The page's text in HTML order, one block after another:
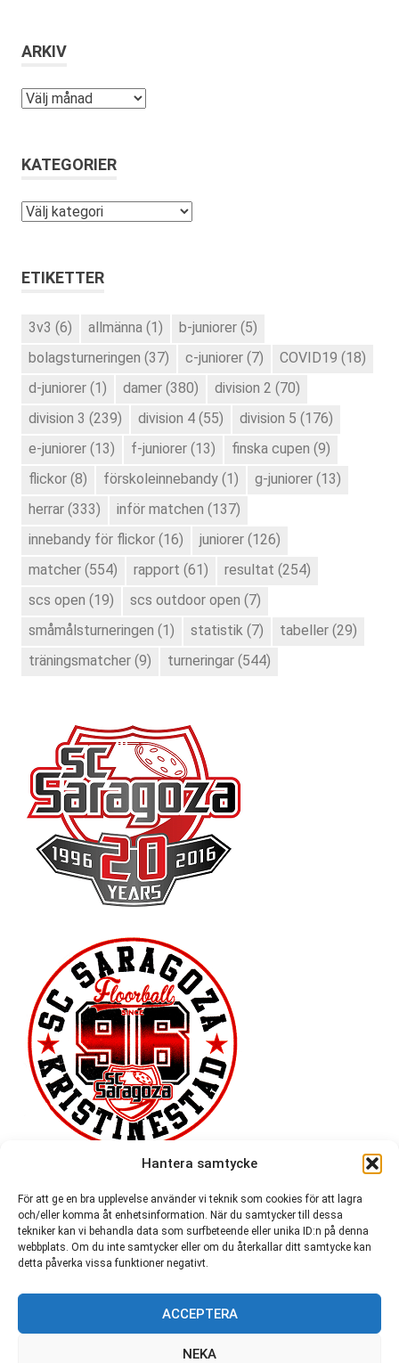
Hantera samtycke
För att ge en bra upplevelse använder vi teknik som cookies för att lagra
och/eller komma åt enhetsinformation. När du samtycker till dessa
tekniker kan vi behandla data som surfbeteende eller unika ID:n på denna
webbplats. Om du inte samtycker eller om du återkallar ditt samtycke kan
detta påverka vissa funktioner negativt.
ACCEPTERA
NEKA
ARKIV
Arkiv
KATEGORIER
Kategorier
ETIKETTER
3v3 (6) allmänna (1) b-juniorer (5)
bolagsturneringen (37) c-juniorer (7) COVID19 (18)
d-juniorer (1) damer (380) division 2 (70)
division 3 (239) division 4 (55) division 5 (176)
e-juniorer (13) f-juniorer (13) finska cupen (9)
flickor (8) förskoleinnebandy (1) g-juniorer (13)
herrar (333) inför matchen (137)
innebandy för flickor (16) juniorer (126)
matcher (554) rapport (61) resultat (254)
scs open (19) scs outdoor open (7)
småmålsturneringen (1) statistik (7) tabeller (29)
träningsmatcher (9) turneringar (544)